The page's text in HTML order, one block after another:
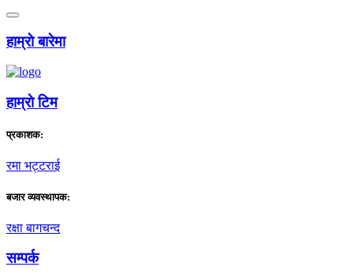
हाम्राे बारेमा
हाम्राे टिम
प्रकाशक:
रमा भट्टराई
बजार व्यवस्थापक:
रक्षा बागचन्द
सम्पर्क